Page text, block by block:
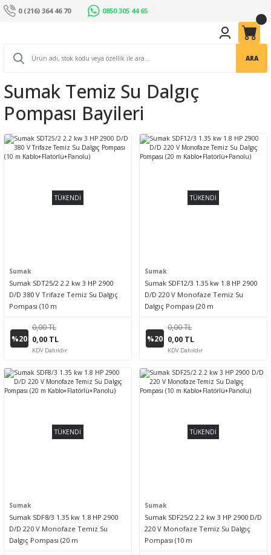
0 (216) 364 46 70 0850 305 44 65
ARA
Sumak Temiz Su Dalgıç
Pompası Bayileri
TÜKENDİ
Sumak
Sumak SDT25/2 2.2 kw 3 HP 2900
D/D 380 V Trifaze Temiz Su Dalgıç
Pompası (10 m
%20
0,00 TL
0,00 TL
KDV Dahildir
TÜKENDİ
Sumak
Sumak SDF12/3 1.35 kw 1.8 HP 2900
D/D 220 V Monofaze Temiz Su
Dalgıç Pompası (20 m
%20
0,00 TL
0,00 TL
KDV Dahildir
TÜKENDİ
Sumak
Sumak SDF8/3 1.35 kw 1.8 HP 2900
D/D 220 V Monofaze Temiz Su
Dalgıç Pompası (20 m
TÜKENDİ
Sumak
Sumak SDF25/2 2.2 kw 3 HP 2900 D/D
220 V Monofaze Temiz Su Dalgıç
Pompası (10 m